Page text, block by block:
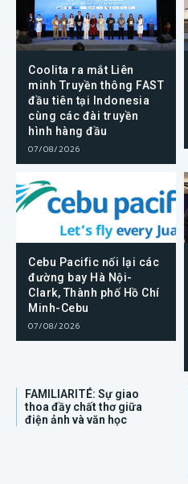
Coolita ra mắt Liên
minh Truyền thông FAST
đầu tiên tại Indonesia
cùng các đài truyền
hình hàng đầu
07/08/2026
Cebu Pacific nối lại các
đường bay Hà Nội-
Clark, Thành phố Hồ Chí
Minh-Cebu
07/08/2026
FAMILIARITÉ: Sự giao
thoa đầy chất thơ giữa
điện ảnh và văn học